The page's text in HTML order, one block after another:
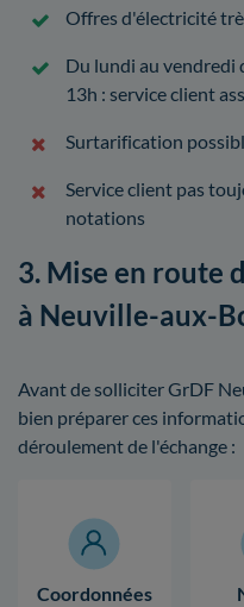
Offres d'électricité
Du lundi au vendredi
13h : service client
Surtarification
Service client pas
notations
3. Mise en route
à Neuville-aux-
Avant de solliciter GrDF
bien préparer ces
déroulement de l'échange :
Coordonnées